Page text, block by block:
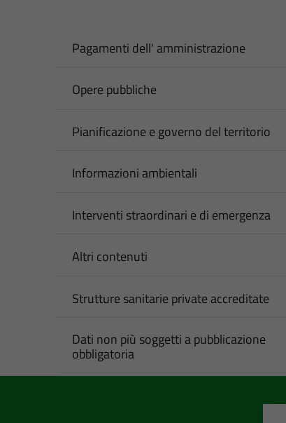
Pagamenti dell' amministrazione
Opere pubbliche
Pianificazione e governo del territorio
Informazioni ambientali
Interventi straordinari e di emergenza
Altri contenuti
Strutture sanitarie private accreditate
Dati non più soggetti a pubblicazione
obbligatoria